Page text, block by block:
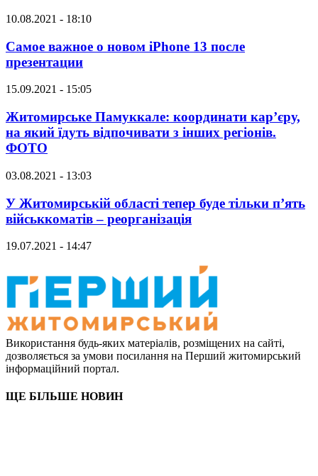
10.08.2021 - 18:10
Самое важное о новом iPhone 13 после
презентации
15.09.2021 - 15:05
Житомирське Памуккале: координати кар’єру,
на який їдуть відпочивати з інших регіонів.
ФОТО
03.08.2021 - 13:03
У Житомирській області тепер буде тільки п’ять
військкоматів – реорганізація
19.07.2021 - 14:47
Використання будь-яких матеріалів, розміщених на сайті,
дозволяється за умови посилання на Перший житомирський
інформаційний портал.
ЩЕ БІЛЬШЕ НОВИН